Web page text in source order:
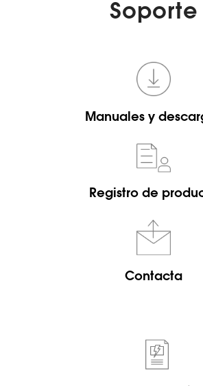
Soporte
Manuales y
Registro de
Contacta